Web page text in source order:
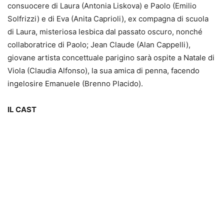
consuocere di Laura (Antonia Liskova) e Paolo (Emilio
Solfrizzi) e di Eva (Anita Caprioli), ex compagna di scuola
di Laura, misteriosa lesbica dal passato oscuro, nonché
collaboratrice di Paolo; Jean Claude (Alan Cappelli),
giovane artista concettuale parigino sarà ospite a Natale di
Viola (Claudia Alfonso), la sua amica di penna, facendo
ingelosire Emanuele (Brenno Placido).
IL CAST